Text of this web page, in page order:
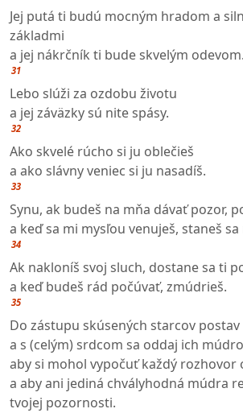
Jej putá ti budú mocným hradom a
základmi
a jej nákrčník ti bude skvelým odevom.
31
Lebo slúži za ozdobu životu
a jej záväzky sú nite spásy.
32
Ako skvelé rúcho si ju oblečieš
a ako slávny veniec si ju nasadíš.
33
Synu, ak budeš na mňa dávať pozor,
a keď sa mi mysľou venuješ, staneš
34
Ak nakloníš svoj sluch, dostane sa ti
a keď budeš rád počúvať, zmúdrieš.
35
Do zástupu skúsených starcov postav
a s (celým) srdcom sa oddaj ich
aby si mohol vypočuť každý rozhovor
a aby ani jediná chvályhodná múdra
tvojej pozornosti.